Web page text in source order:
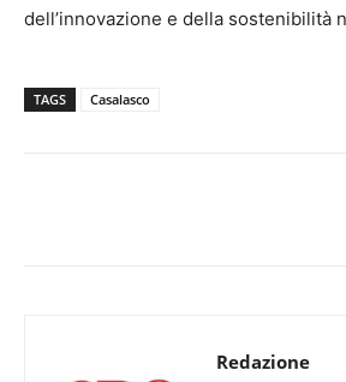
dell’innovazione e della sostenibilità
TAGS Casalasco
Redazione